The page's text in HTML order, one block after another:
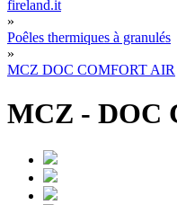
fireland.it
»
Poêles thermiques à granulés
»
MCZ DOC COMFORT AIR
MCZ - DOC